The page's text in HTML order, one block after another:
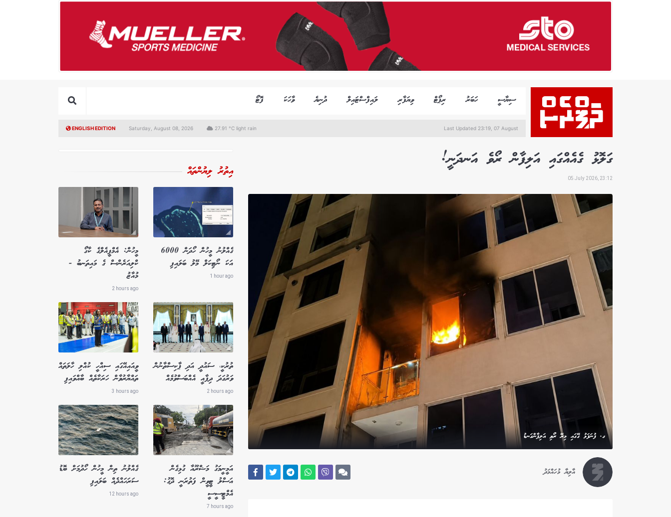
ސިޔާސީ ހަބަރު ރިޕޯޓް ވިޔަފާރި ލައިފްސްޓައިލް ދުނިޔެ ވާހަކަ ފޮޓޯ
ENGLISH EDITION Saturday, August 08, 2026 27.91 °C light rain Last Updated 23:19, 07 August
ގަލޮޅު ގެއެއްގައި އަލިފާން ރޯވެ އަނދަނީ!
05 July 2026, 23:12
ގ. ފުނަފަޅު ގޭގައި މިރޭ ރޯވި އަލިފާންގަނޑު
އާލިޔާ މުހައްމަދު
އިތުރު ލިޔުންތައް
ގެއްލުނު މީހުން ހޯދަން 6000
އަކަ ނޯޓިކަލް މޭލު ބަލައިފި
1 hour ago
މީހުން: އެމްޕީއެލްގެ ކާގޯ
ކްލިއަރެންސް ގެ މައިތަނބު -
މުއާޒު
2 hours ago
ތުރުކީ، ސައުދީ އަދި ޕާކިސްތާނުން
ވަރުގަދަ ދިފާއީ އެއްބަސްވުމެއް
2 hours ago
ވީއައިއޭގައި ސިއްހީ ކުއްލި ހާލަތައް
ތައްޔާރުވާން ހަރަކާތެއް ބާއްވައިފި
3 hours ago
އަމީނީމަގު މަޝްރޫއާ ގުޅިގެން
އަސްލު ޓީވީން ފަތުރަނީ ދޮގު:
އެމްޓީސީސީ
7 hours ago
ގެއްލުނު ތިން މީހުން ހޯދުމަށް ބޮޑު
ސަރަހައްދެއް ބަލައިފި
12 hours ago